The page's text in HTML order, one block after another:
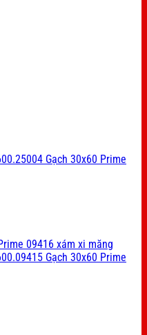
Gạch 30x60 Prime
09416 xám xi măng
Gạch 30x60 Prime